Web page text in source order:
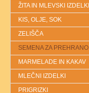
ŽITA IN MLEVSKI IZDELKI
KIS, OLJE, SOK
ZELIŠČA
SEMENA ZA PREHRANO
MARMELADE IN KAKAV
MLEČNI IZDELKI
PRIGRIZKI